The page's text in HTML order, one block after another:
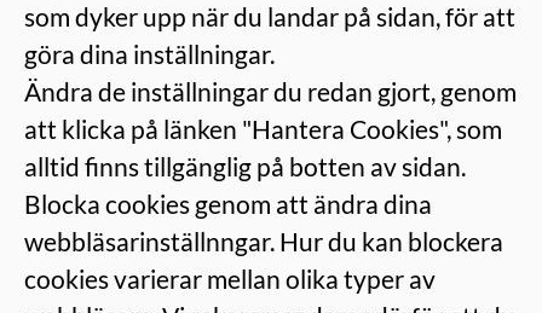
som dyker upp när du landar på sidan, för att
göra dina inställningar.
Ändra de inställningar du redan gjort, genom
att klicka på länken "Hantera Cookies", som
alltid finns tillgänglig på botten av sidan.
Blocka cookies genom att ändra dina
webbläsarinställnngar. Hur du kan blockera
cookies varierar mellan olika typer av